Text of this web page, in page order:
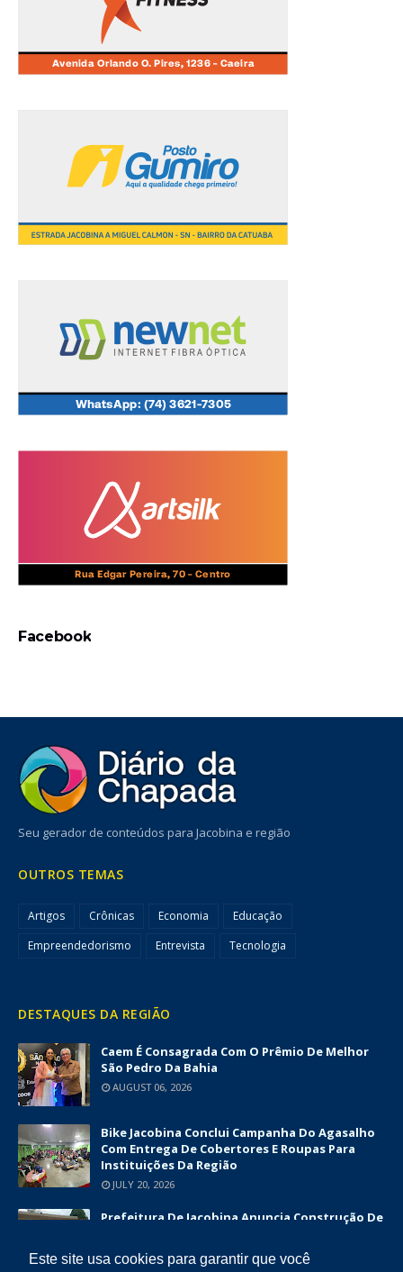
Este site usa cookies para garantir que você
Facebook
Seu gerador de conteúdos para Jacobina e região
OUTROS TEMAS
Artigos Crônicas Economia
Educação
Empreendedorismo
Entrevista Tecnologia
DESTAQUES DA REGIÃO
Caem É Consagrada Com O Prêmio De Melhor
São Pedro Da Bahia
AUGUST 06, 2026
Bike Jacobina Conclui Campanha Do Agasalho
Com Entrega De Cobertores E Roupas Para
Instituições Da Região
JULY 20, 2026
Prefeitura De Jacobina Anuncia Construção De
Superior A R$ 1,7 Milhão
JUNE 12, 2026